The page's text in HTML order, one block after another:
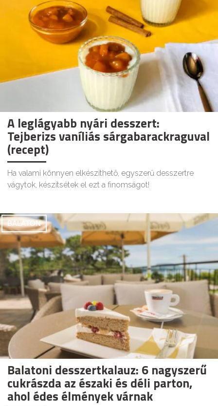
A leglágyabb nyári desszert:
Tejberizs vaníliás sárgabarackraguval
(recept)
Ha valami könnyen elkészíthető, egyszerű desszertre
vágytok, készítsétek el ezt a finomságot!
BALATON
Balatoni desszertkalauz: 6 nagyszerű
cukrászda az északi és déli parton,
ahol édes élmények várnak